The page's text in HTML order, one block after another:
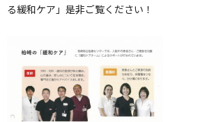
人間ドックのご案内
医療関係者の方へ
る緩和ケア」是非ご覧ください！